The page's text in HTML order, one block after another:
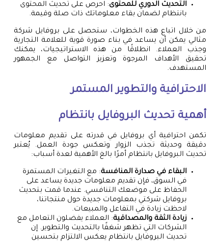
التحديث الدوري للمحتوى: احرص على تحديث المحتوى
بانتظام لضمان بقاء معلوماتك ذات صلة وقيمة.
من خلال اتباع هذه الخطوات، ستحصل على بروفايل شركة
مثالي يمكن أن يساعد في بناء صورة قوية للعلامة التجارية
وجذب العملاء. انطلاقًا من هذه الاستراتيجيات، يمكنك
تحقيق الأهداف المرجوة وتعزيز التواصل مع الجمهور
المستهدف.
الاحترافية والتطوير المستمر
أهمية تحديث البروفايل بانتظام
تكمن احترافية أي بروفايل في قدرته على تقديم معلومات
دقيقة وحديثة تجذب الزوار وتعكس جودة العمل. يُعتبر
تحديث البروفايل بانتظام أمرًا بالغ الأهمية لعدة أسباب:
البقاء في صدارة المنافسة: مع التغيرات المستمرة
في السوق، فإن تقديم معلومات جديدة يساعد على
الحفاظ على موضعك التنافسي. عندما قمت بتحديث
بروفايل شركتي بمعلومات جديدة حول منتجاتنا،
لاحظت زيادة في التفاعل والمبيعات.
زيادة الثقة والمصداقية: العملاء يفضلون التعامل مع
الشركات التي تظهر شغفًا بالتحديث والتطوير. إن
تحديث البروفايل بانتظام يعكس الالتزام بتحسين